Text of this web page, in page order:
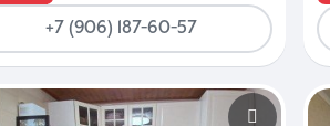
+7 (906) 187-60-57